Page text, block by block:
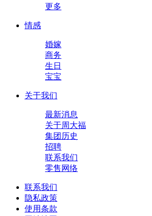
更多
情感
婚嫁
商务
生日
宝宝
关于我们
最新消息
关于周大福
集团历史
招聘
联系我们
零售网络
联系我们
隐私政策
使用条款